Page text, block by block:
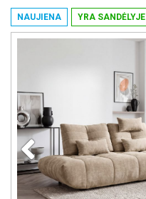
NAUJIENA YRA SANDĖLYJE